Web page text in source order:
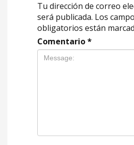
Tu dirección de correo
será publicada. Los
obligatorios están
Comentario*